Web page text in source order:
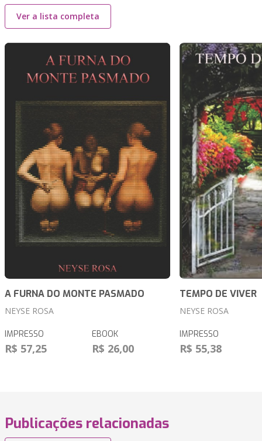
Ver a lista completa
A FURNA DO MONTE PASMADO
NEYSE ROSA
IMPRESSO
R$ 57,25
EBOOK
R$ 26,00
TEMPO DE VIVER
NEYSE ROSA
IMPRESSO
R$ 55,38
Publicações relacionadas